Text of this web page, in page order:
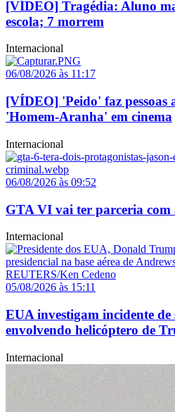
[VÍDEO] Tragédia: Aluno
escola; 7 morrem
Internacional
06/08/2026 às 11:17
[VÍDEO] 'Peido' faz pessoas
'Homem-Aranha' em cinema
Internacional
06/08/2026 às 09:52
GTA VI vai ter parceria com
Internacional
05/08/2026 às 15:11
EUA investigam incidente de
envolvendo helicóptero de
Internacional